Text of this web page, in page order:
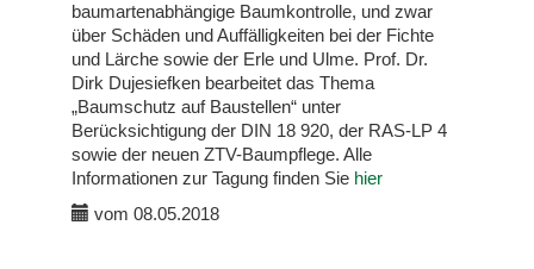
baumartenabhängige Baumkontrolle, und zwar
über Schäden und Auffälligkeiten bei der Fichte
und Lärche sowie der Erle und Ulme. Prof. Dr.
Dirk Dujesiefken bearbeitet das Thema
„Baumschutz auf Baustellen“ unter
Berücksichtigung der DIN 18 920, der RAS-LP 4
sowie der neuen ZTV-Baumpflege. Alle
Informationen zur Tagung finden Sie hier
vom 08.05.2018